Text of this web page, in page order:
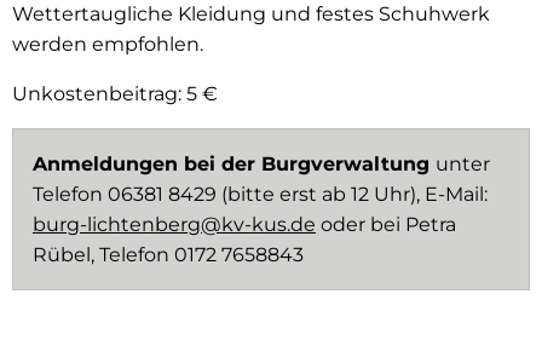
Wettertaugliche Kleidung und festes Schuhwerk
werden empfohlen.
Unkostenbeitrag: 5 €
Anmeldungen bei der Burgverwaltung unter
Telefon 06381 8429 (bitte erst ab 12 Uhr), E-Mail:
burg-lichtenberg@kv-kus.de oder bei Petra
Rübel, Telefon 0172 7658843